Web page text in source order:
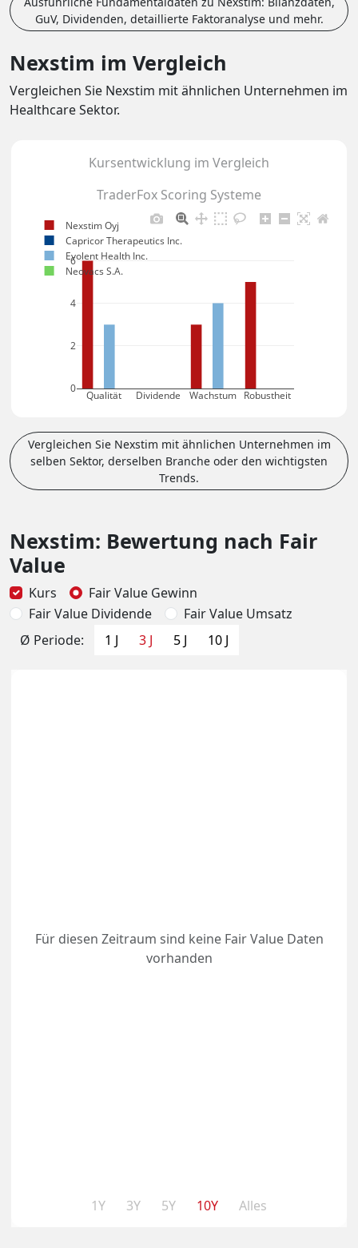
GuV, Dividenden, detaillierte Faktoranalyse und mehr.
Nexstim im Vergleich
Vergleichen Sie Nexstim mit ähnlichen Unternehmen im
Healthcare Sektor.
Kursentwicklung im Vergleich
TraderFox Scoring Systeme
Qualität Dividende Wachstum Robustheit
0
2
4
6
Nexstim Oyj
Capricor Therapeutics Inc.
Evolent Health Inc.
Neovacs S.A.
Vergleichen Sie Nexstim mit ähnlichen Unternehmen im
selben Sektor, derselben Branche oder den wichtigsten
Trends.
Nexstim: Bewertung nach Fair
Value
Kurs
Fair Value Gewinn
Fair Value Dividende
Fair Value Umsatz
Ø Periode:
1 J 3 J 5 J 10 J
1Y 3Y 5Y 10Y Alles
Für diesen Zeitraum sind keine Fair Value Daten
vorhanden